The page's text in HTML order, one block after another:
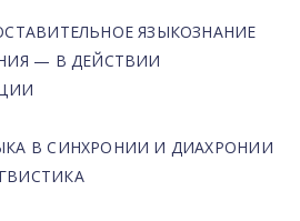
ЯЗЫКОЗНАНИЕ
— В ДЕЙСТВИИ
В СИНХРОНИИ И ДИАХРОНИИ